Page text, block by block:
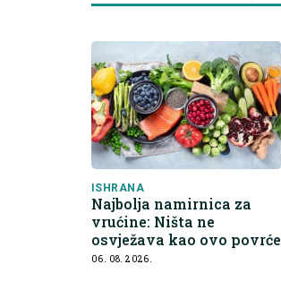
ISHRANA
Najbolja namirnica za
vrućine: Ništa ne
osvježava kao ovo povrće
06. 08. 2026.